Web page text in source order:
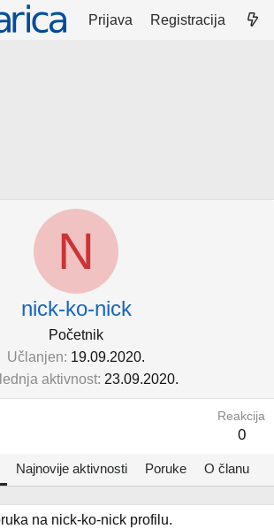
Prijava Registracija
N
nick-ko-nick
Početnik
Učlanjen 19.09.2020.
aktivnost 23.09.2020.
Reakcija
0
Najnovije aktivnosti Poruke O članu
na nick-ko-nick profilu.